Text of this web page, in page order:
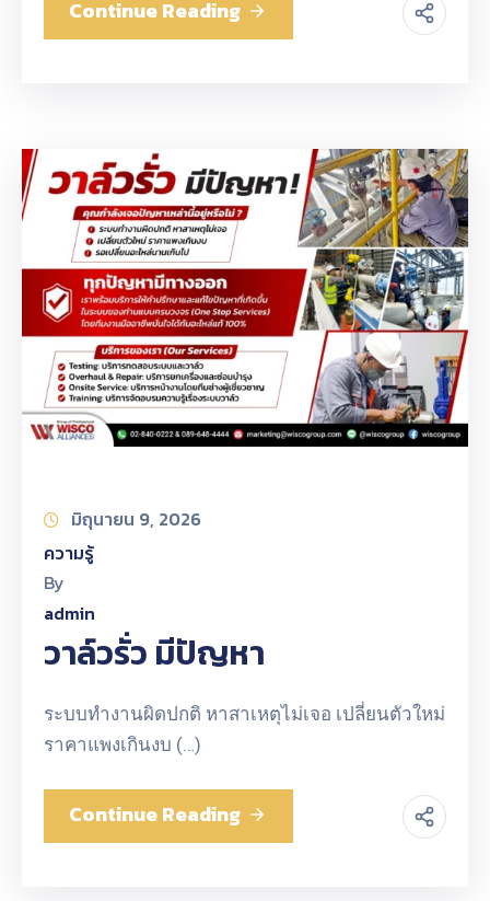
Continue Reading
มิถุนายน 9, 2026
ความรู้
By
admin
วาล์วรั่ว มีปัญหา
ระบบทำงานผิดปกติ หาสาเหตุไม่เจอ เปลี่ยนตัวใหม่
ราคาแพงเกินงบ (…)
Continue Reading